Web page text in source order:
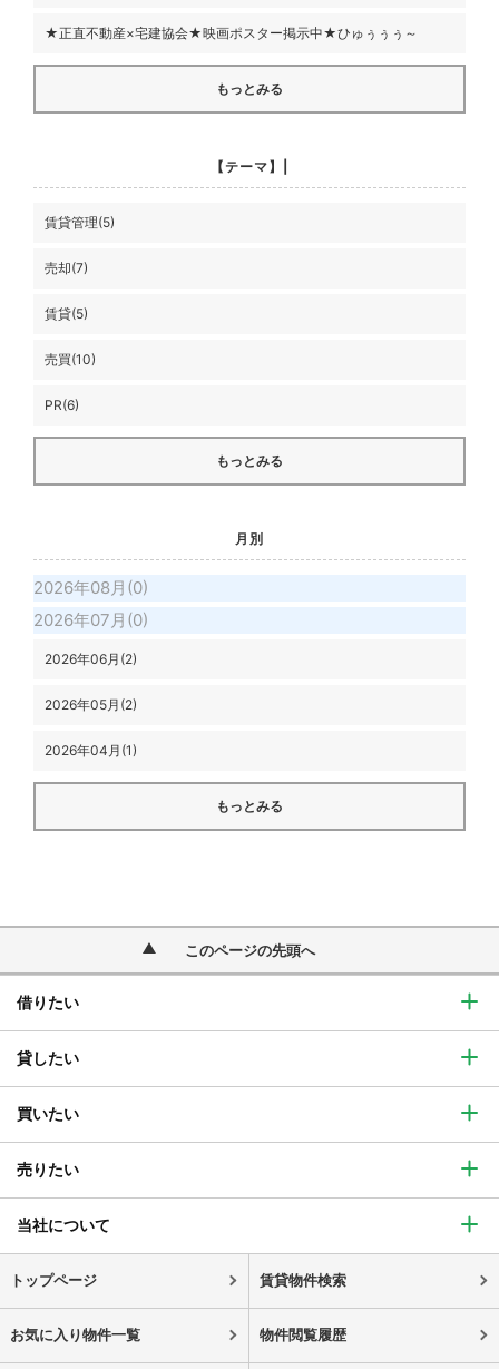
★正直不動産×宅建協会★映画ポスター掲示中★ひゅぅぅぅ～
もっとみる
【テーマ】|
賃貸管理(5)
売却(7)
賃貸(5)
売買(10)
PR(6)
もっとみる
月別
2026年08月(0)
2026年07月(0)
2026年06月(2)
2026年05月(2)
2026年04月(1)
もっとみる
このページの先頭へ
借りたい
貸したい
買いたい
売りたい
当社について
トップページ 賃貸物件検索
お気に入り物件一覧 物件閲覧履歴